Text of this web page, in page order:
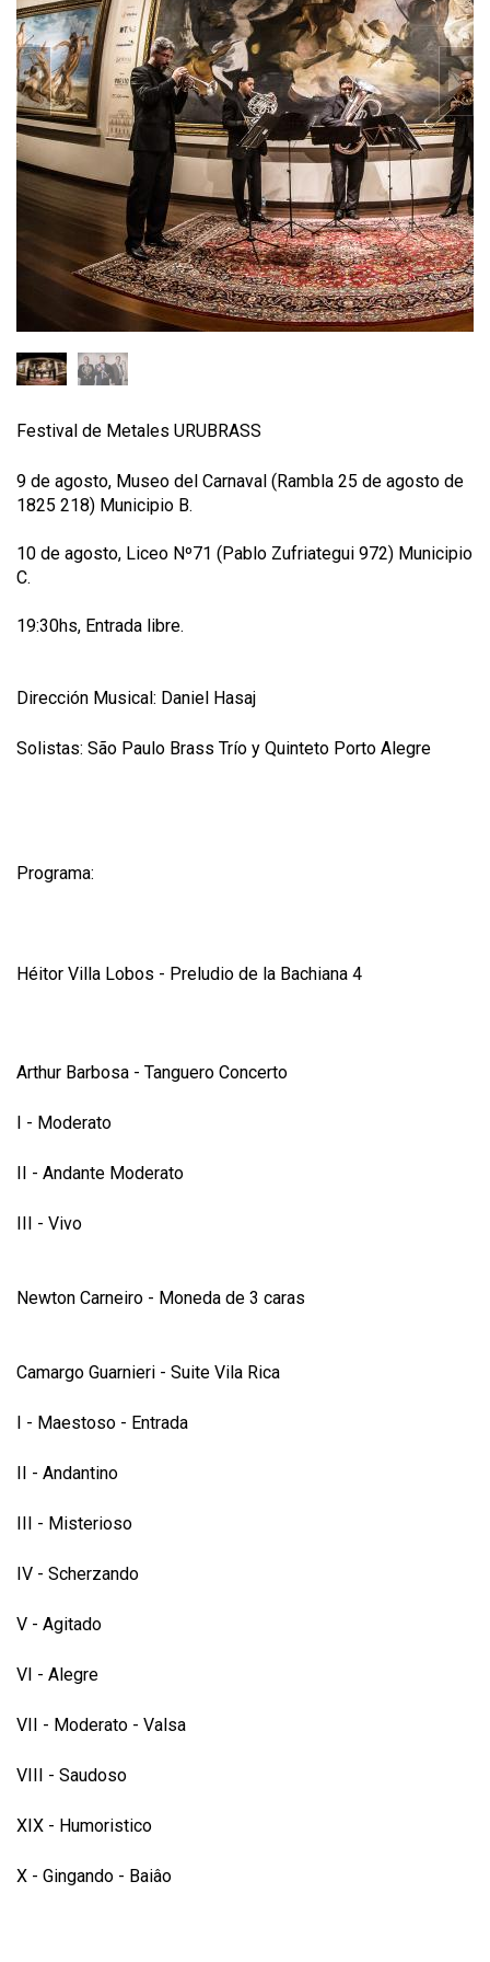
Festival de Metales URUBRASS
9 de agosto, Museo del Carnaval (Rambla 25 de agosto de
1825 218) Municipio B.
10 de agosto, Liceo Nº71 (Pablo Zufriategui 972) Municipio
C.
19:30hs, Entrada libre.
Dirección Musical: Daniel Hasaj
Solistas: São Paulo Brass Trío y Quinteto Porto Alegre
Programa:
Héitor Villa Lobos - Preludio de la Bachiana 4
Arthur Barbosa - Tanguero Concerto
I - Moderato
II - Andante Moderato
III - Vivo
Newton Carneiro - Moneda de 3 caras
Camargo Guarnieri - Suite Vila Rica
I - Maestoso - Entrada
II - Andantino
III - Misterioso
IV - Scherzando
V - Agitado
VI - Alegre
VII - Moderato - Valsa
VIII - Saudoso
XIX - Humoristico
X - Gingando - Baiâo